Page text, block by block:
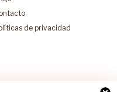
de privacidad